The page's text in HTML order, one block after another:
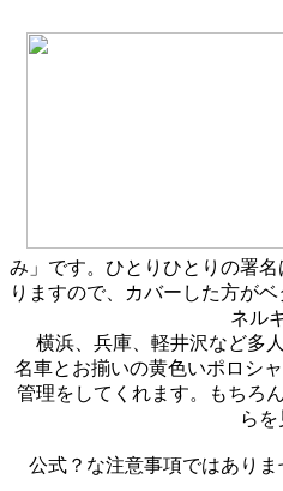
み」です。ひとりひとりの署
りますので、カバーした方が
ネル
横浜、兵庫、軽井沢など多
名車とお揃いの黄色いポロシ
管理をしてくれます。もちろ
ら
公式？な注意事項ではありま